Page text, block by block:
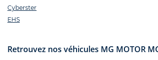
Cyberster
EHS
Retrouvez nos véhicules MG MOTOR